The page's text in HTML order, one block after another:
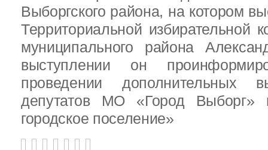
Выборгского района, на котором
Территориальной избирательной
муниципального района
выступлении он
проведении дополнительных
депутатов МО «Город
городское поселение»